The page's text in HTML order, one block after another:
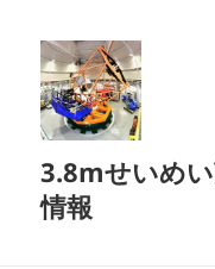
3.8mせいめ
情報